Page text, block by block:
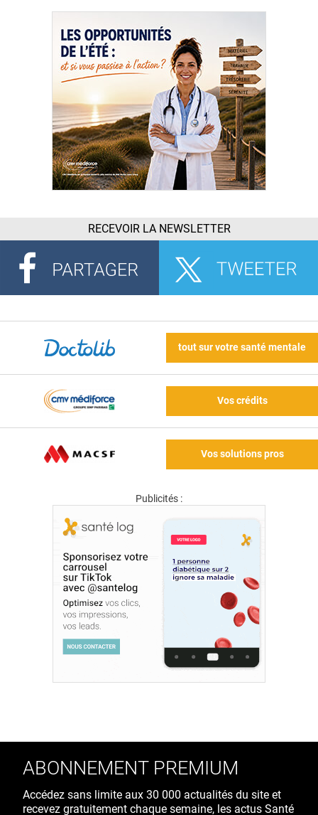
RECEVOIR LA NEWSLETTER
tout sur votre santé mentale
Vos crédits
Vos solutions pros
Publicités :
ABONNEMENT PREMIUM
Accédez sans limite aux 30 000 actualités du site et
recevez gratuitement chaque semaine, les actus Santé